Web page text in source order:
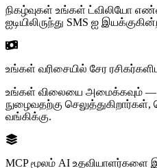
நிகழ்வுகள் உங்கள் ட்விலியோ
ஐடியிலிருந்து SMS ஐ
உங்கள் வரிசையில் சேர
உங்கள் விலையை அமைக்கவும் —
நுழைவதற்கு
வங்கிக்கு.
MCP மூலம் AI